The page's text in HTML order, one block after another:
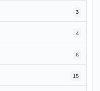
3
4
6
15